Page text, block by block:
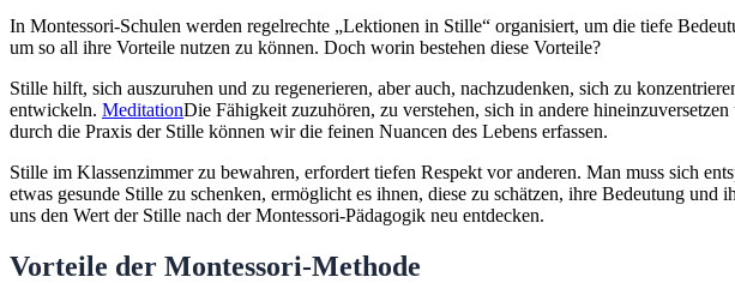
In Montessori-Schulen werden regelrechte „Lektionen in Stille“ organisiert, um die tiefe
um so all ihre Vorteile nutzen zu können. Doch worin bestehen diese Vorteile?
Stille hilft, sich auszuruhen und zu regenerieren, aber auch, nachzudenken, sich zu
entwickeln. MeditationDie Fähigkeit zuzuhören, zu verstehen, sich in andere
durch die Praxis der Stille können wir die feinen Nuancen des Lebens erfassen.
Stille im Klassenzimmer zu bewahren, erfordert tiefen Respekt vor anderen. Man muss sich
etwas gesunde Stille zu schenken, ermöglicht es ihnen, diese zu schätzen, ihre Bedeutung
uns den Wert der Stille nach der Montessori-Pädagogik neu entdecken.
Vorteile der Montessori-Methode